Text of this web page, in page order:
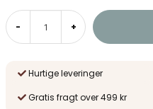
- +
Hurtige leveringer
Gratis fragt over 499 kr